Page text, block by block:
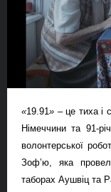
«19.91» –це тиха і
Німеччини та 91-
волонтерської
Зоф’ю, яка
таборах Аушвіц та